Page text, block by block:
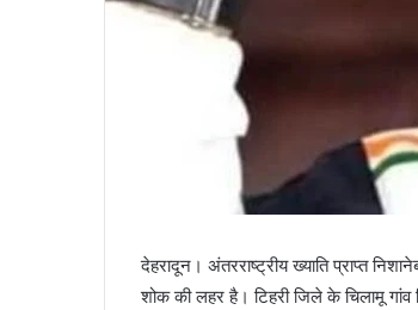
देहरादून। अंतरराष्ट्रीय ख्याति प्राप्त
शोक की लहर है। टिहरी जिले के चिलामू गांव